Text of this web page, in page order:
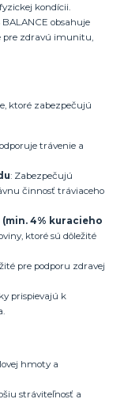
kondícii.
BALANCE obsahuje
pre zdravú imunitu,
ktoré zabezpečujú
trávenie a
: Zabezpečujú
činnosť tráviaceho
4% kuracieho
ktoré sú dôležité
pre podporu zdravej
prispievajú k
hmoty a
stráviteľnosť a